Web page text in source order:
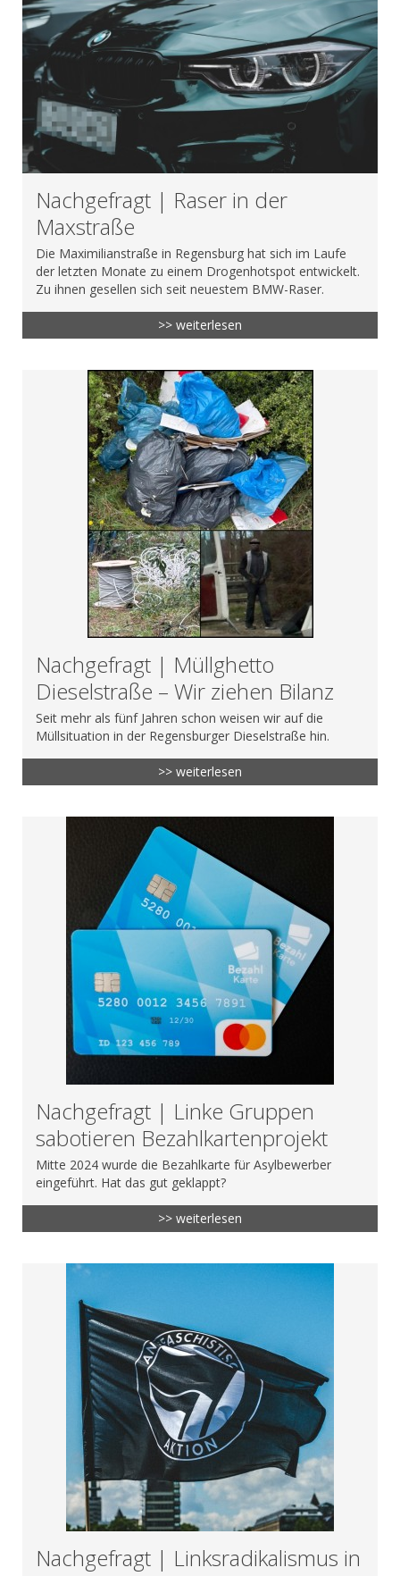
Nachgefragt | Raser in der
Maxstraße
Die Maximilianstraße in Regensburg hat sich im Laufe
der letzten Monate zu einem Drogenhotspot entwickelt.
Zu ihnen gesellen sich seit neuestem BMW-Raser.
>> weiterlesen
Nachgefragt | Müllghetto
Dieselstraße – Wir ziehen Bilanz
Seit mehr als fünf Jahren schon weisen wir auf die
Müllsituation in der Regensburger Dieselstraße hin.
>> weiterlesen
Nachgefragt | Linke Gruppen
sabotieren Bezahlkartenprojekt
Mitte 2024 wurde die Bezahlkarte für Asylbewerber
eingeführt. Hat das gut geklappt?
>> weiterlesen
Nachgefragt | Linksradikalismus in